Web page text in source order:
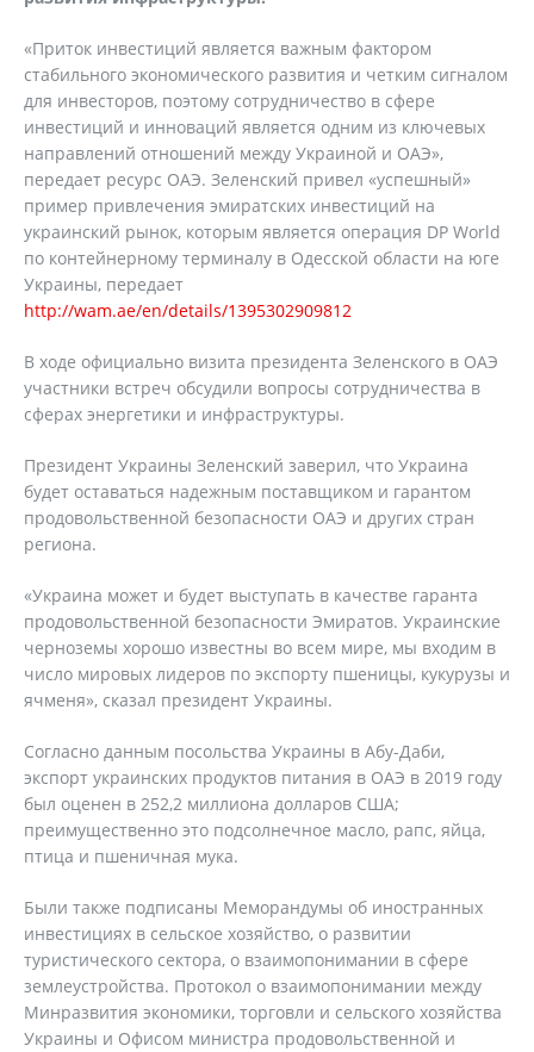
«Приток инвестиций является важным фактором
стабильного экономического развития и четким сигналом
для инвесторов, поэтому сотрудничество в сфере
инвестиций и инноваций является одним из ключевых
направлений отношений между Украиной и ОАЭ»,
передает ресурс ОАЭ. Зеленский привел «успешный»
пример привлечения эмиратских инвестиций на
украинский рынок, которым является операция DP World
по контейнерному терминалу в Одесской области на юге
Украины, передает
http://wam.ae/en/details/1395302909812
В ходе официально визита президента Зеленского в ОАЭ
участники встреч обсудили вопросы сотрудничества в
сферах энергетики и инфраструктуры.
Президент Украины Зеленский заверил, что Украина
будет оставаться надежным поставщиком и гарантом
продовольственной безопасности ОАЭ и других стран
региона.
«Украина может и будет выступать в качестве гаранта
продовольственной безопасности Эмиратов. Украинские
черноземы хорошо известны во всем мире, мы входим в
число мировых лидеров по экспорту пшеницы, кукурузы и
ячменя», сказал президент Украины.
Согласно данным посольства Украины в Абу-Даби,
экспорт украинских продуктов питания в ОАЭ в 2019 году
был оценен в 252,2 миллиона долларов США;
преимущественно это подсолнечное масло, рапс, яйца,
птица и пшеничная мука.
Были также подписаны Меморандумы об иностранных
инвестициях в сельское хозяйство, о развитии
туристического сектора, о взаимопонимании в сфере
землеустройства. Протокол о взаимопонимании между
Минразвития экономики, торговли и сельского хозяйства
Украины и Офисом министра продовольственной и